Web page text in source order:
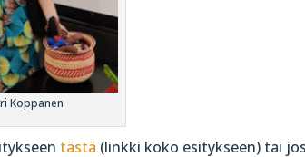
Koppanen
tästä (linkki koko esitykseen) tai